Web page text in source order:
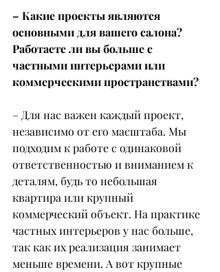
– Какие проекты являются
основными для вашего салона?
Работаете ли вы больше с
частными интерьерами или
коммерческими пространствами?
– Для нас важен каждый проект,
независимо от его масштаба. Мы
подходим к работе с одинаковой
ответственностью и вниманием к
деталям, будь то небольшая
квартира или крупный
коммерческий объект. На практике
частных интерьеров у нас больше,
так как их реализация занимает
меньше времени. А вот крупные